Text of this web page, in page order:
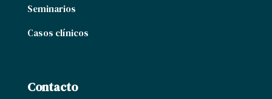
Seminarios
Casos clínicos
Contacto